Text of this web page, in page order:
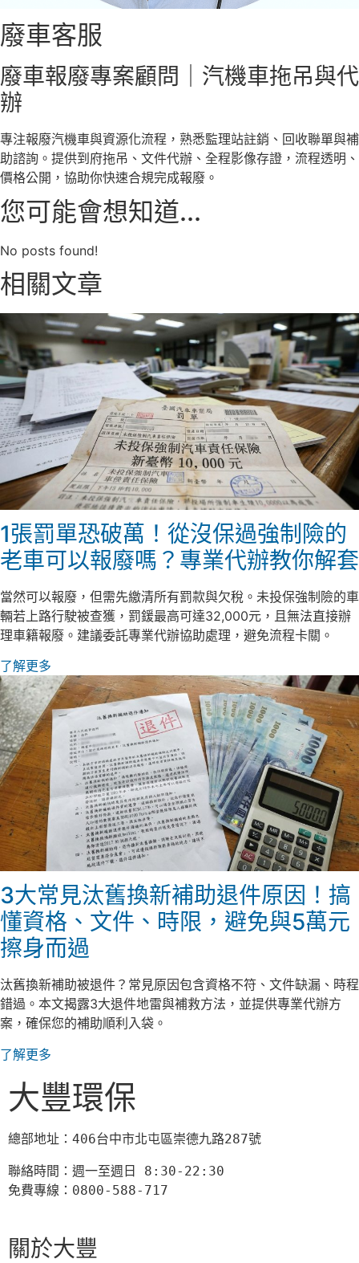
廢車客服
廢車報廢專案顧問｜汽機車拖吊與代
辦
專注報廢汽機車與資源化流程，熟悉監理站註銷、回收聯單與補
助諮詢。提供到府拖吊、文件代辦、全程影像存證，流程透明、
價格公開，協助你快速合規完成報廢。
您可能會想知道...
No posts found!
相關文章
1張罰單恐破萬！從沒保過強制險的
老車可以報廢嗎？專業代辦教你解套
當然可以報廢，但需先繳清所有罰款與欠稅。未投保強制險的車
輛若上路行駛被查獲，罰鍰最高可達32,000元，且無法直接辦
理車籍報廢。建議委託專業代辦協助處理，避免流程卡關。
了解更多
3大常見汰舊換新補助退件原因！搞
懂資格、文件、時限，避免與5萬元
擦身而過
汰舊換新補助被退件？常見原因包含資格不符、文件缺漏、時程
錯過。本文揭露3大退件地雷與補救方法，並提供專業代辦方
案，確保您的補助順利入袋。
了解更多
大豐環保
總部地址：406台中市北屯區崇德九路287號
聯絡時間：週一至週日 8:30-22:30
免費專線：0800-588-717
關於大豐